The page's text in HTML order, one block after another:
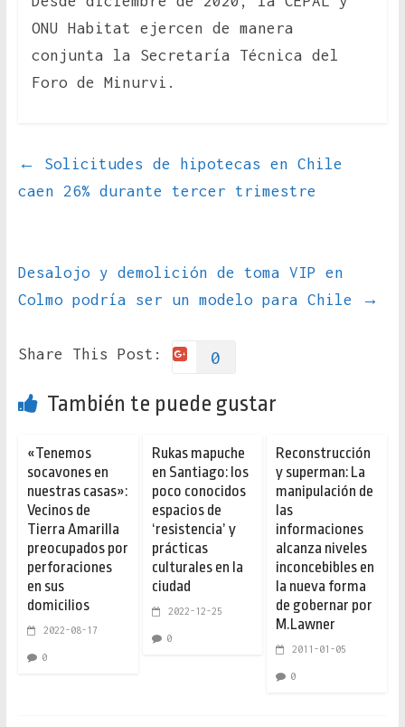
ONU Habitat ejercen de manera
conjunta la Secretaría Técnica del
Foro de Minurvi.
←
Solicitudes de hipotecas en Chile
caen 26% durante tercer trimestre
Desalojo y demolición de toma VIP en
Colmo podría ser un modelo para Chile
→
Share This Post: 0
También te puede gustar
«Tenemos
socavones en
nuestras casas»:
Vecinos de
Tierra Amarilla
preocupados por
perforaciones
en sus
domicilios
2022-08-17
0
Rukas mapuche
en Santiago: los
poco conocidos
espacios de
‘resistencia’ y
prácticas
culturales en la
ciudad
2022-12-25
0
Reconstrucción
y superman: La
manipulación de
las
informaciones
alcanza niveles
inconcebibles en
la nueva forma
de gobernar por
M.Lawner
2011-01-05
0